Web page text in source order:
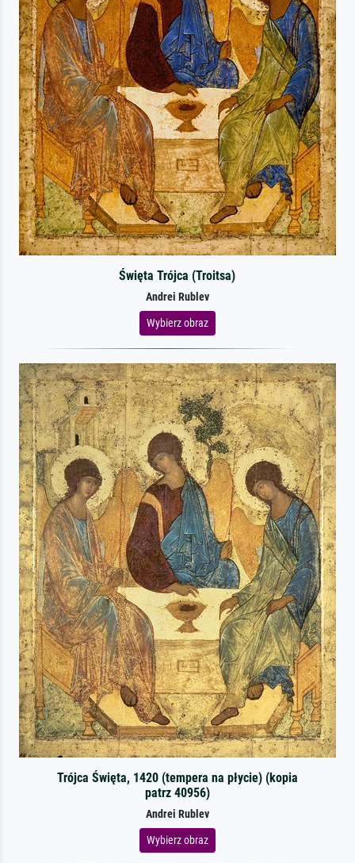
Święta Trójca (Troitsa)
Andrei Rublev
Wybierz obraz
Trójca Święta, 1420 (tempera na płycie) (kopia
patrz 40956)
Andrei Rublev
Wybierz obraz